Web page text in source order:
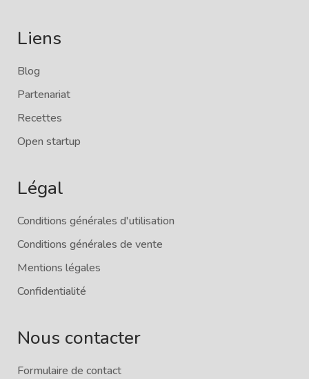
Liens
Blog
Partenariat
Recettes
Open startup
Légal
Conditions générales d'utilisation
Conditions générales de vente
Mentions légales
Confidentialité
Nous contacter
Formulaire de contact